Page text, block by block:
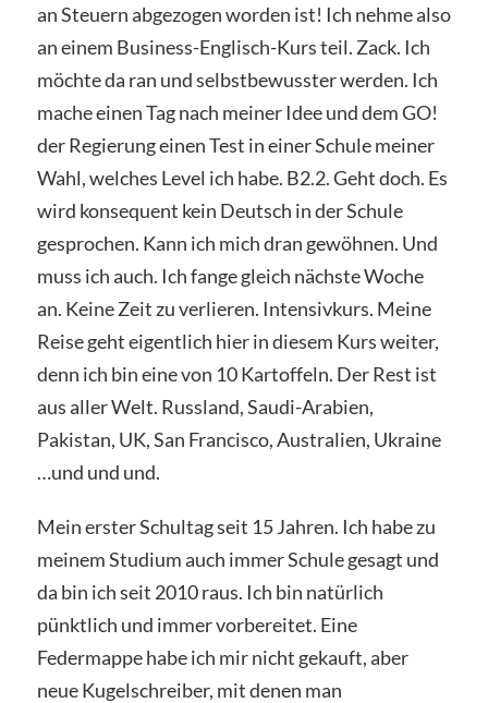
an Steuern abgezogen worden ist! Ich nehme also
an einem Business-Englisch-Kurs teil. Zack. Ich
möchte da ran und selbstbewusster werden. Ich
mache einen Tag nach meiner Idee und dem GO!
der Regierung einen Test in einer Schule meiner
Wahl, welches Level ich habe. B2.2. Geht doch. Es
wird konsequent kein Deutsch in der Schule
gesprochen. Kann ich mich dran gewöhnen. Und
muss ich auch. Ich fange gleich nächste Woche
an. Keine Zeit zu verlieren. Intensivkurs. Meine
Reise geht eigentlich hier in diesem Kurs weiter,
denn ich bin eine von 10 Kartoffeln. Der Rest ist
aus aller Welt. Russland, Saudi-Arabien,
Pakistan, UK, San Francisco, Australien, Ukraine
…und und und.
Mein erster Schultag seit 15 Jahren. Ich habe zu
meinem Studium auch immer Schule gesagt und
da bin ich seit 2010 raus. Ich bin natürlich
pünktlich und immer vorbereitet. Eine
Federmappe habe ich mir nicht gekauft, aber
neue Kugelschreiber, mit denen man